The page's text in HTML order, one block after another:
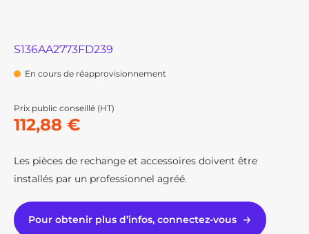
S136AA2773FD239
En cours de réapprovisionnement
Prix public conseillé (HT)
112,88 €
Les pièces de rechange et accessoires doivent être
installés par un professionnel agréé.
Pour obtenir plus d’infos, connectez-vous